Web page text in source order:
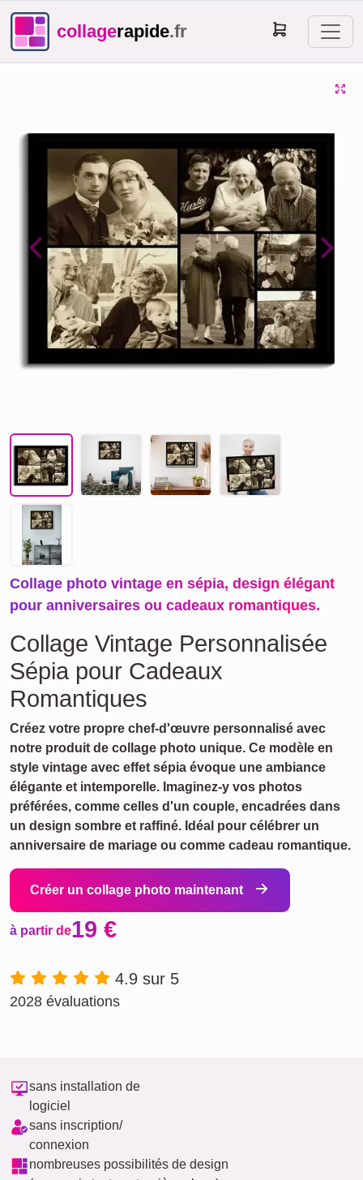
collagerapide.fr
Previous Next
Collage photo vintage en sépia, design élégant
pour anniversaires ou cadeaux romantiques.
Collage Vintage Personnalisée
Sépia pour Cadeaux
Romantiques
Créez votre propre chef-d'œuvre personnalisé avec
notre produit de collage photo unique. Ce modèle en
style vintage avec effet sépia évoque une ambiance
élégante et intemporelle. Imaginez-y vos photos
préférées, comme celles d'un couple, encadrées dans
un design sombre et raffiné. Idéal pour célébrer un
anniversaire de mariage ou comme cadeau romantique.
Créer un collage photo maintenant
à partir de19 €
4.9 sur 5
2028 évaluations
sans installation de
logiciel
sans inscription/
connexion
nombreuses possibilités de design